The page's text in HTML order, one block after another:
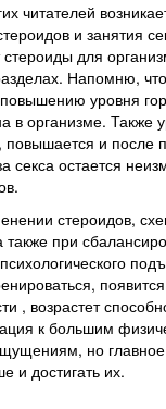
читателей
и занятия
для
Напомню,
уровня
в организме. Также
повышается и после
секса остается
стероидов,
при
, возрастет
к большим
но
и достигать их.